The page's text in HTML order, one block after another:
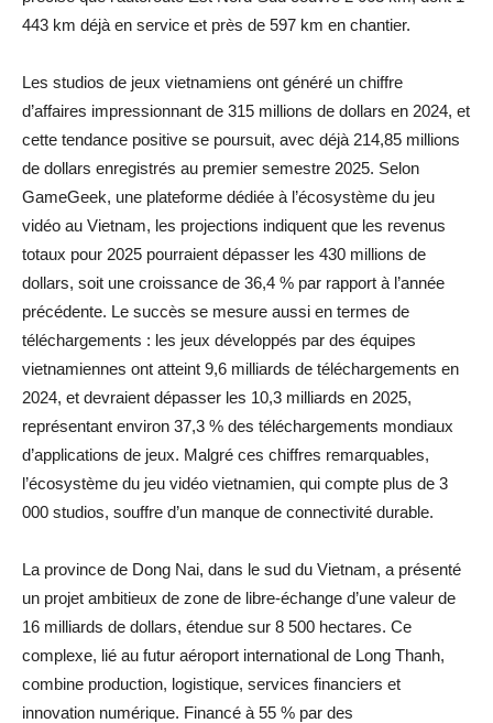
443 km déjà en service et près de 597 km en chantier.
Les studios de jeux vietnamiens ont généré un chiffre
d’affaires impressionnant de 315 millions de dollars en 2024, et
cette tendance positive se poursuit, avec déjà 214,85 millions
de dollars enregistrés au premier semestre 2025. Selon
GameGeek, une plateforme dédiée à l’écosystème du jeu
vidéo au Vietnam, les projections indiquent que les revenus
totaux pour 2025 pourraient dépasser les 430 millions de
dollars, soit une croissance de 36,4 % par rapport à l’année
précédente. Le succès se mesure aussi en termes de
téléchargements : les jeux développés par des équipes
vietnamiennes ont atteint 9,6 milliards de téléchargements en
2024, et devraient dépasser les 10,3 milliards en 2025,
représentant environ 37,3 % des téléchargements mondiaux
d’applications de jeux. Malgré ces chiffres remarquables,
l’écosystème du jeu vidéo vietnamien, qui compte plus de 3
000 studios, souffre d’un manque de connectivité durable.
La province de Dong Nai, dans le sud du Vietnam, a présenté
un projet ambitieux de zone de libre-échange d’une valeur de
16 milliards de dollars, étendue sur 8 500 hectares. Ce
complexe, lié au futur aéroport international de Long Thanh,
combine production, logistique, services financiers et
innovation numérique. Financé à 55 % par des